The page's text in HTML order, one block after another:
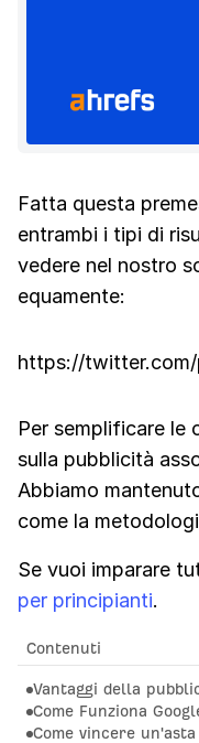
Fatta questa
entrambi i tipi di
vedere nel nostro
equamente:
https://
Per semplificare le
sulla pubblicità
Abbiamo
come la
Se vuoi imparare
per principianti.
Contenuti
Vantaggi della
Come Funziona
Come vincere